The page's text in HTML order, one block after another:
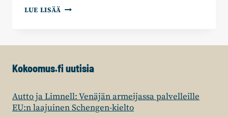
LUE LISÄÄ KOKOOMUKSEN
Kokoomus.fi uutisia
Autto ja Limnell: Venäjän armeijassa palvelleille
EU:n laajuinen Schengen-kielto